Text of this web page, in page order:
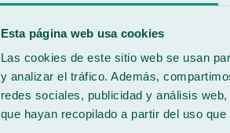
Esta página web usa cookies
Las cookies de este sitio web se usan
y analizar el tráfico. Además,
redes sociales, publicidad y análisis
que hayan recopilado a partir del uso